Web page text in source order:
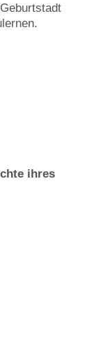
ihres